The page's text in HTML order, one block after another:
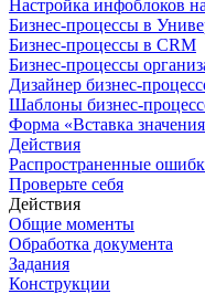
Настройка инфоблоков
Бизнес-процессы в
Бизнес-процессы в CRM
Бизнес-процессы
Дизайнер бизнес-
Шаблоны бизнес-
Форма «Вставка
Действия
Распространенные
Проверьте себя
Действия
Общие моменты
Обработка документа
Задания
Конструкции